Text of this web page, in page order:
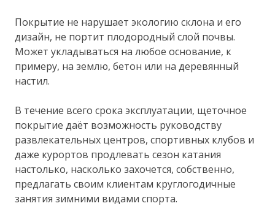
Покрытие не нарушает экологию склона и его
дизайн, не портит плодородный слой почвы.
Может укладываться на любое основание, к
примеру, на землю, бетон или на деревянный
настил.
В течение всего срока эксплуатации, щеточное
покрытие даёт возможность руководству
развлекательных центров, спортивных клубов и
даже курортов продлевать сезон катания
настолько, насколько захочется, собственно,
предлагать своим клиентам круглогодичные
занятия зимними видами спорта.